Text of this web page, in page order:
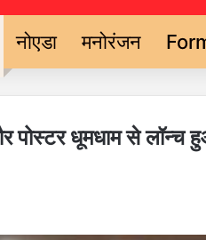
नोएडा मनोरंजन
पोस्टर धूमधाम से लॉन्च